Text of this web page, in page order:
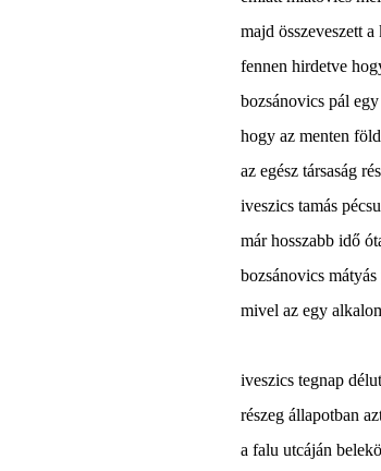
majd összeveszett
fennen hirdetve
bozsánovics pál
hogy az menten
az egész társaság
iveszics tamás
már hosszabb idő
bozsánovics
mivel az egy
iveszics tegnap
részeg állapotban
a falu utcáján